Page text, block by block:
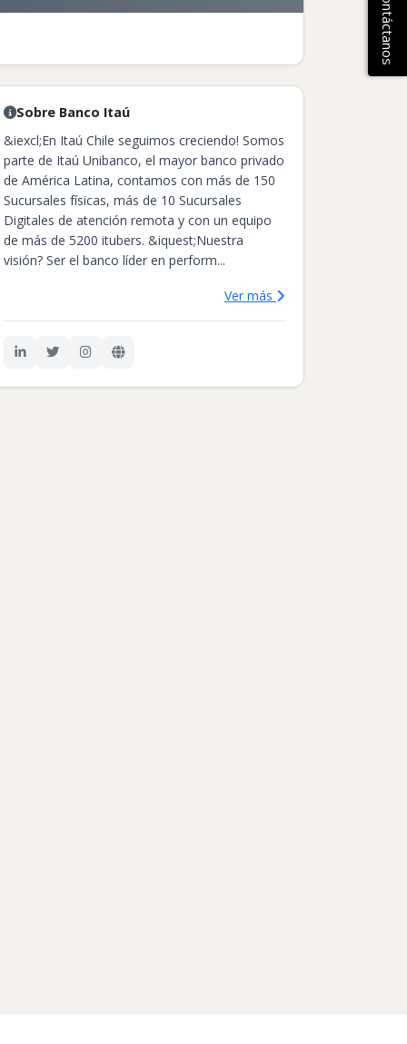
Sobre Banco Itaú
&iexcl;En Itaú Chile seguimos creciendo! Somos
parte de Itaú Unibanco, el mayor banco privado
de América Latina, contamos con más de 150
Sucursales físicas, más de 10 Sucursales
Digitales de atención remota y con un equipo
de más de 5200 itubers. &iquest;Nuestra
visión? Ser el banco líder en perform...
Ver más
Contáctanos